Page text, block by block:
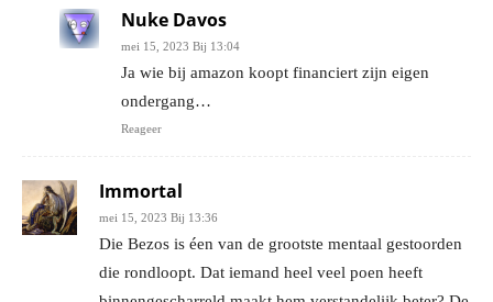
Nuke Davos
mei 15, 2023 Bij 13:04
Ja wie bij amazon koopt financiert zijn eigen
ondergang…
Reageer
Immortal
mei 15, 2023 Bij 13:36
Die Bezos is éen van de grootste mentaal gestoorden
die rondloopt. Dat iemand heel veel poen heeft